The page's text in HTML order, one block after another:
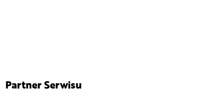
Partner Serwisu